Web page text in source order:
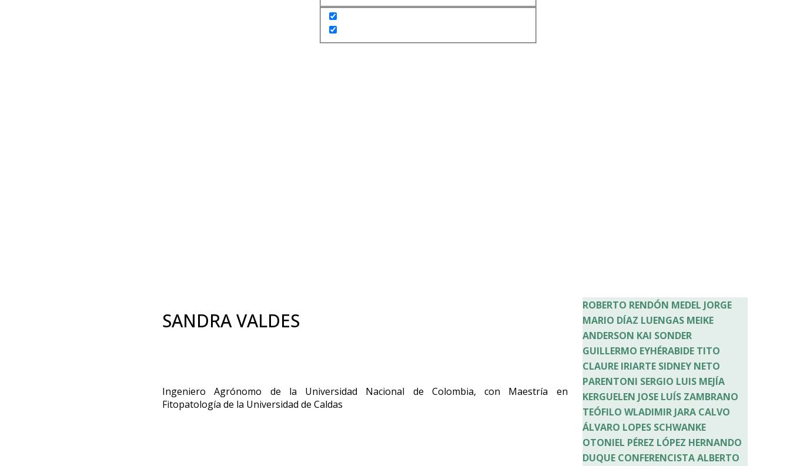
SANDRA VALDES
Ingeniero Agrónomo de la Universidad Nacional de Colombia, con Maestría en
Fitopatología de la Universidad de Caldas
ROBERTO RENDÓN MEDEL JORGE
MARIO DÍAZ LUENGAS MEIKE
ANDERSON KAI SONDER
GUILLERMO EYHÉRABIDE TITO
CLAURE IRIARTE SIDNEY NETO
PARENTONI SERGIO LUIS MEJÍA
KERGUELEN JOSE LUÍS ZAMBRANO
TEÓFILO WLADIMIR JARA CALVO
ÁLVARO LOPES SCHWANKE
OTONIEL PÉREZ LÓPEZ HERNANDO
DUQUE CONFERENCISTA ALBERTO